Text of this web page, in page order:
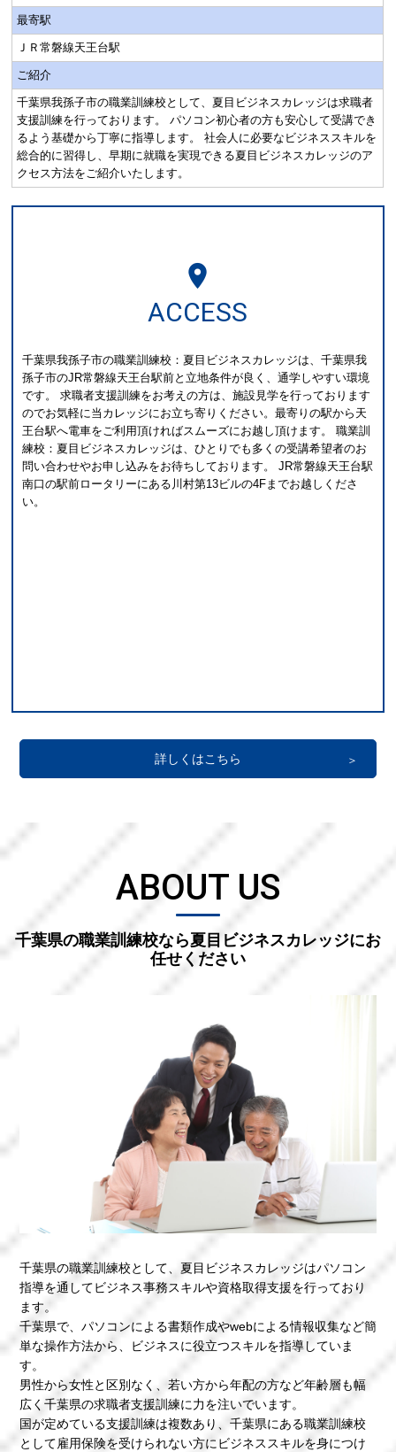
最寄駅
ＪＲ常磐線天王台駅
ご紹介
千葉県我孫子市の職業訓練校として、夏目ビジネスカレッジは求職者
支援訓練を行っております。 パソコン初心者の方も安心して受講でき
るよう基礎から丁寧に指導します。 社会人に必要なビジネススキルを
総合的に習得し、早期に就職を実現できる夏目ビジネスカレッジのア
クセス方法をご紹介いたします。
room
ACCESS
千葉県我孫子市の職業訓練校：夏目ビジネスカレッジは、千葉県我
孫子市のJR常磐線天王台駅前と立地条件が良く、通学しやすい環境
です。 求職者支援訓練をお考えの方は、施設見学を行っております
のでお気軽に当カレッジにお立ち寄りください。最寄りの駅から天
王台駅へ電車をご利用頂ければスムーズにお越し頂けます。 職業訓
練校：夏目ビジネスカレッジは、ひとりでも多くの受講希望者のお
問い合わせやお申し込みをお待ちしております。 JR常磐線天王台駅
南口の駅前ロータリーにある川村第13ビルの4Fまでお越しくださ
い。
詳しくはこちら
ABOUT US
千葉県の職業訓練校なら夏目ビジネスカレッジにお
任せください
千葉県の職業訓練校として、夏目ビジネスカレッジはパソコン
指導を通してビジネス事務スキルや資格取得支援を行っており
ます。
千葉県で、パソコンによる書類作成やwebによる情報収集など簡
単な操作方法から、ビジネスに役立つスキルを指導していま
す。
男性から女性と区別なく、若い方から年配の方など年齢層も幅
広く千葉県の求職者支援訓練に力を注いでいます。
国が定めている支援訓練は複数あり、千葉県にある職業訓練校
として雇用保険を受けられない方にビジネススキルを身につけ